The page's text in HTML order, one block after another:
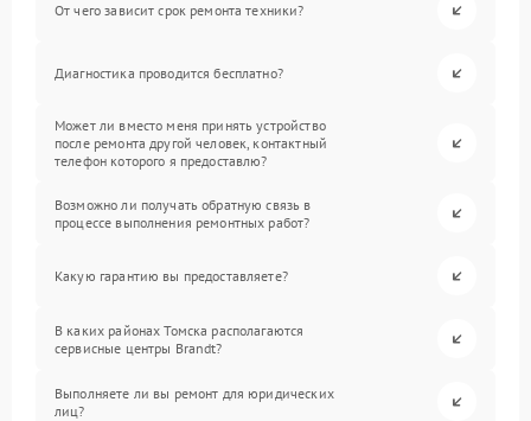
От чего зависит срок ремонта техники?
Диагностика проводится бесплатно?
Может ли вместо меня принять устройство
после ремонта другой человек, контактный
телефон которого я предоставлю?
Возможно ли получать обратную связь в
процессе выполнения ремонтных работ?
Какую гарантию вы предоставляете?
В каких районах Томска располагаются
сервисные центры Brandt?
Выполняете ли вы ремонт для юридических
лиц?